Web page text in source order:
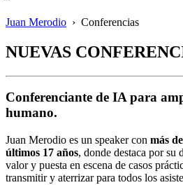
Juan Merodio › Conferencias
NUEVAS
Conferenciante de IA para
humano.
Juan Merodio es un speaker con más
últimos 17 años, donde destaca por su
valor y puesta en escena de casos
transmitir y aterrizar para todos los